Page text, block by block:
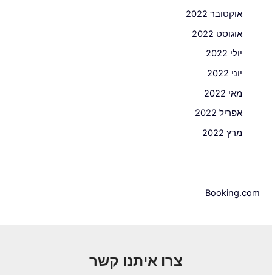
אוקטובר 2022
אוגוסט 2022
יולי 2022
יוני 2022
מאי 2022
אפריל 2022
מרץ 2022
Booking.com
צרו איתנו קשר